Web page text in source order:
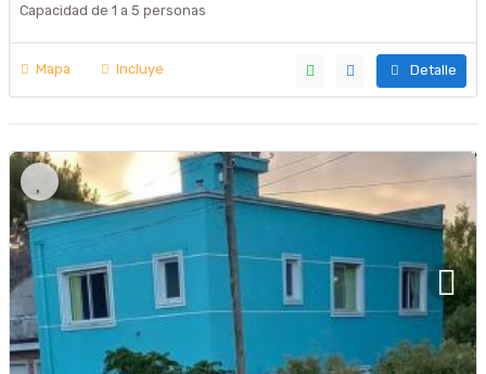
Capacidad de 1 a 5 personas
Mapa Incluye Detalle